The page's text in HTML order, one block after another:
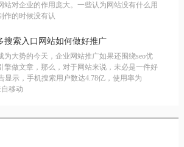
站对企业的作用庞大。一些认为网站没有什么用
作的时候没有认
搜索入口网站如何做好推广
为大势的今天，企业网站推广如果还围绕seo优
擎做文章，那么，对于网站来说，未必是一件好
显示，手机搜索用户数达4.78亿，使用率为
移动